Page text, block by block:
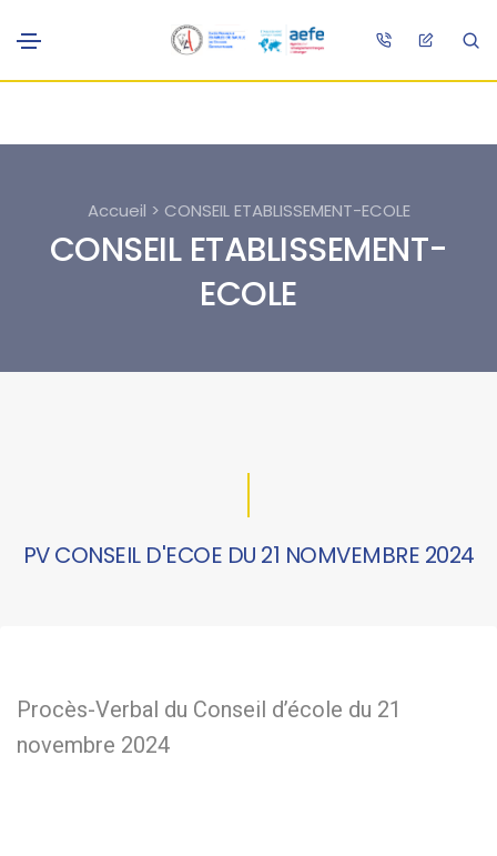
Accueil > CONSEIL ETABLISSEMENT-ECOLE
CONSEIL ETABLISSEMENT-
ECOLE
PV CONSEIL D'ECOE DU 21 NOMVEMBRE 2024
Procès-Verbal du Conseil d’école du 21
novembre 2024